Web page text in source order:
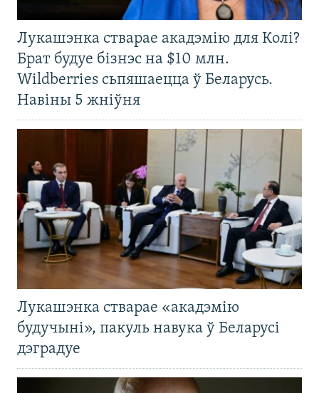
Лукашэнка стварае акадэмію для Колі?
Брат будуе бізнэс на $10 млн.
Wildberries сьпяшаецца ў Беларусь.
Навіны 5 жніўня
Лукашэнка стварае «акадэмію
будучыні», пакуль навука ў Беларусі
дэградуе